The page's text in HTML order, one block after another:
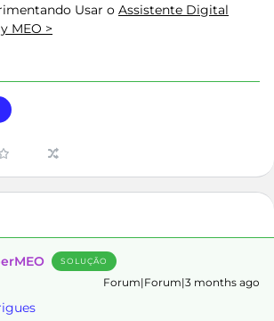
Usar o Assistente Digital
MEO >
SOLUÇÃO
Forum|Forum|3 months ago